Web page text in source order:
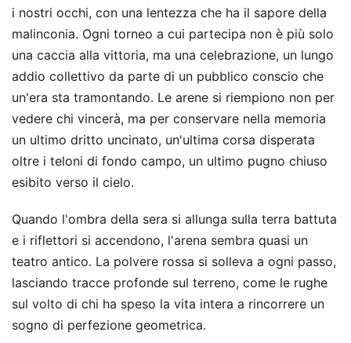
i nostri occhi, con una lentezza che ha il sapore della
malinconia. Ogni torneo a cui partecipa non è più solo
una caccia alla vittoria, ma una celebrazione, un lungo
addio collettivo da parte di un pubblico conscio che
un'era sta tramontando. Le arene si riempiono non per
vedere chi vincerà, ma per conservare nella memoria
un ultimo dritto uncinato, un'ultima corsa disperata
oltre i teloni di fondo campo, un ultimo pugno chiuso
esibito verso il cielo.
Quando l'ombra della sera si allunga sulla terra battuta
e i riflettori si accendono, l'arena sembra quasi un
teatro antico. La polvere rossa si solleva a ogni passo,
lasciando tracce profonde sul terreno, come le rughe
sul volto di chi ha speso la vita intera a rincorrere un
sogno di perfezione geometrica.